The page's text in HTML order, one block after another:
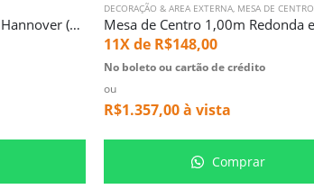
Mesa de Centro Industrial Hannover (1846)
DECORAÇÃO & AREA EXTERNA MESA DE CENTRO
11X de R$148,00
No boleto ou cartão de crédito
ou
R$1.357,00à vista
Comprar